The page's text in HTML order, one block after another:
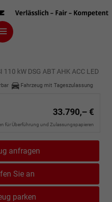
110 kW DSG ABT AHK ACC LED
Fahrzeug mit Tageszulassung
33.790,– €
für Überführung und Zulassungspapieren
anfragen
Sie an
parken